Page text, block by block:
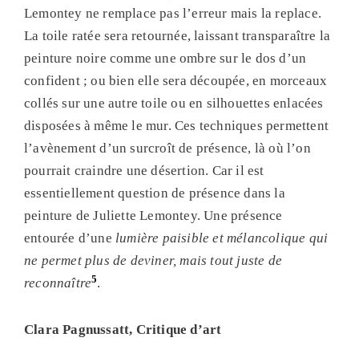
Lemontey ne remplace pas l’erreur mais la replace.
La toile ratée sera retournée, laissant transparaître la
peinture noire comme une ombre sur le dos d’un
confident ; ou bien elle sera découpée, en morceaux
collés sur une autre toile ou en silhouettes enlacées
disposées à même le mur. Ces techniques permettent
l’avènement d’un surcroît de présence, là où l’on
pourrait craindre une désertion. Car il est
essentiellement question de présence dans la
peinture de Juliette Lemontey. Une présence
entourée d’une lumière paisible et mélancolique qui
ne permet plus de deviner, mais tout juste de
reconnaître5.
Clara Pagnussatt, Critique d’art